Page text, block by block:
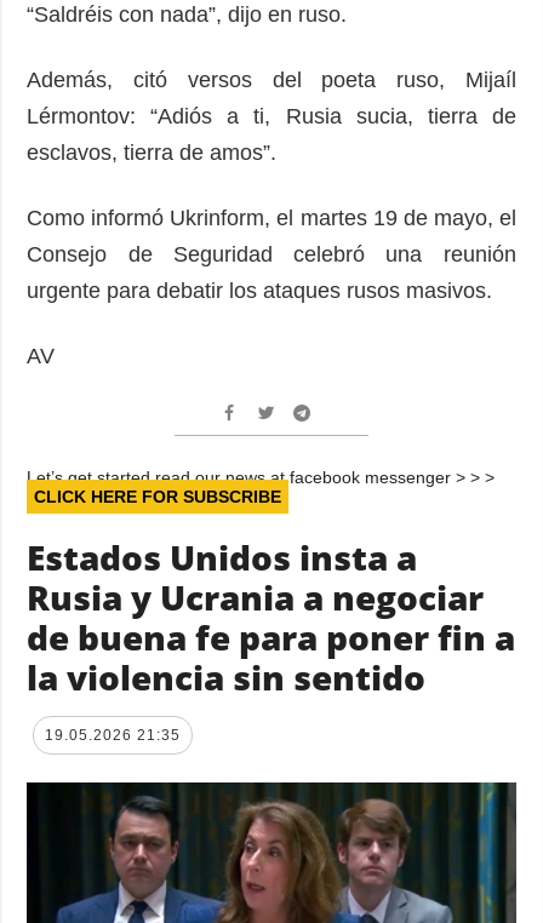
“Saldréis con nada”, dijo en ruso.
Además, citó versos del poeta ruso, Mijaíl
Lérmontov: “Adiós a ti, Rusia sucia, tierra de
esclavos, tierra de amos”.
Como informó Ukrinform, el martes 19 de mayo, el
Consejo de Seguridad celebró una reunión
urgente para debatir los ataques rusos masivos.
AV
Let’s get started read our news at facebook messenger > > >
CLICK HERE FOR SUBSCRIBE
Estados Unidos insta a
Rusia y Ucrania a negociar
de buena fe para poner fin a
la violencia sin sentido
19.05.2026 21:35